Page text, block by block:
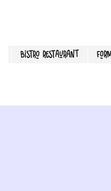
Bistro Restaurant